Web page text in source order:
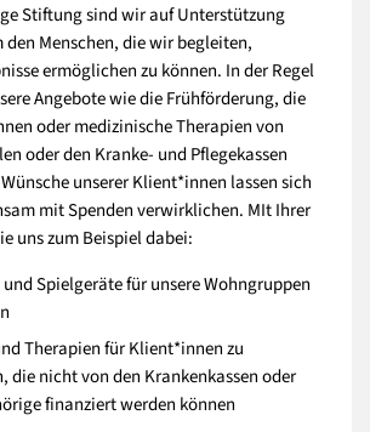
Stiftung sind wir auf Unterstützung
den Menschen, die wir begleiten,
ermöglichen zu können. In der Regel
Angebote wie die Frühförderung, die
oder medizinische Therapien von
oder den Kranke- und Pflegekassen
unserer Klient*innen lassen sich
mit Spenden verwirklichen. MIt Ihrer
uns zum Beispiel dabei:
Spielgeräte für unsere Wohngruppen
Therapien für Klient*innen zu
die nicht von den Krankenkassen oder
finanziert werden können